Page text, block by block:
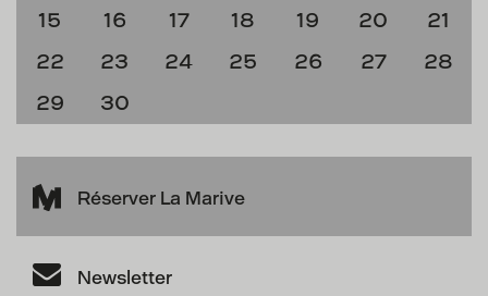
15
16 17 18 19 20
21
22
23 24 25 26 27
28
29
30
Réserver La Marive
Newsletter